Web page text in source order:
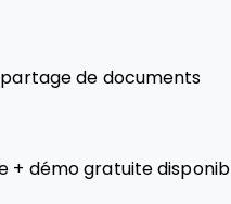
de documents
+ démo gratuite